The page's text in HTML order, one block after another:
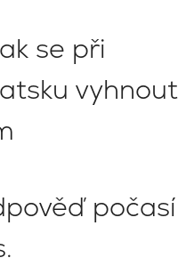
se při
vyhnout
počasí